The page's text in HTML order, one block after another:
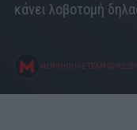
κάνει λοβοτομή
MENSHOUSE TEAM 24/02/